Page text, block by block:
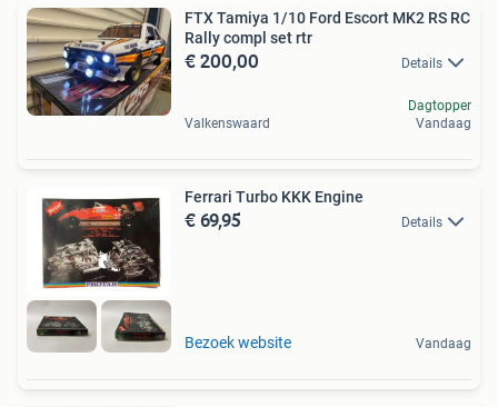
FTX Tamiya 1/10 Ford Escort MK2 RS RC
Rally compl set rtr
€ 200,00 Details
Valkenswaard
Dagtopper
Vandaag
Ferrari Turbo KKK Engine
€ 69,95 Details
Bezoek website Vandaag